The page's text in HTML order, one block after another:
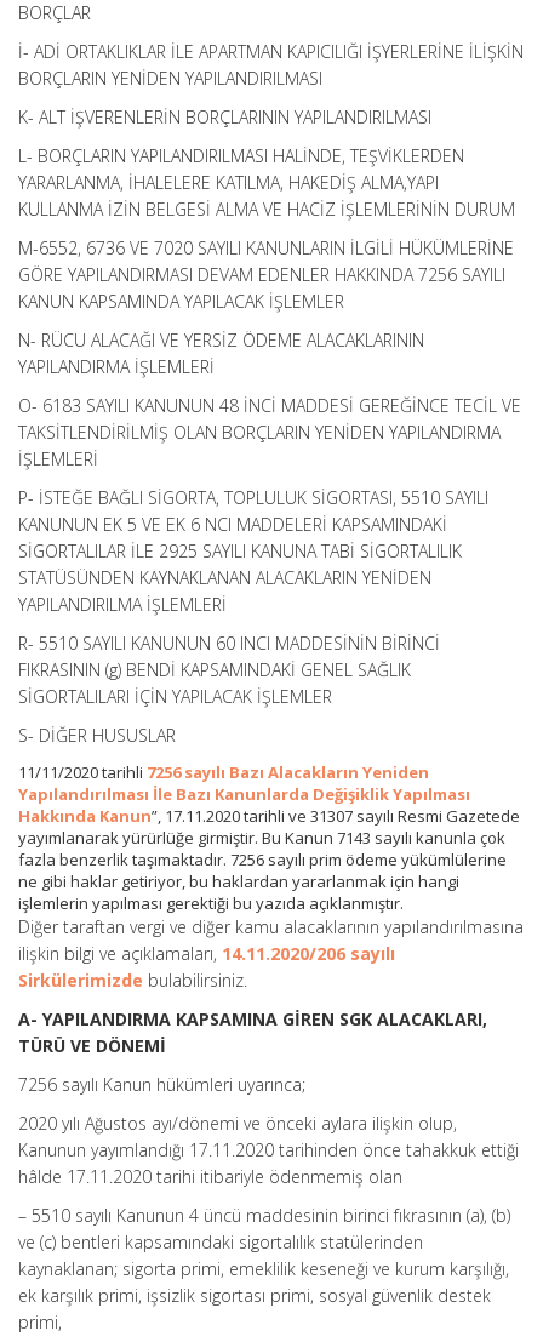
BORÇLAR
İ- ADİ ORTAKLIKLAR İLE APARTMAN KAPICILIĞI İŞYERLERİNE İLİŞKİN
BORÇLARIN YENİDEN YAPILANDIRILMASI
K- ALT İŞVERENLERİN BORÇLARININ YAPILANDIRILMASI
L- BORÇLARIN YAPILANDIRILMASI HALİNDE, TEŞVİKLERDEN
YARARLANMA, İHALELERE KATILMA, HAKEDİŞ ALMA,YAPI
KULLANMA İZİN BELGESİ ALMA VE HACİZ İŞLEMLERİNİN DURUM
M-6552, 6736 VE 7020 SAYILI KANUNLARIN İLGİLİ HÜKÜMLERİNE
GÖRE YAPILANDIRMASI DEVAM EDENLER HAKKINDA 7256 SAYILI
KANUN KAPSAMINDA YAPILACAK İŞLEMLER
N- RÜCU ALACAĞI VE YERSİZ ÖDEME ALACAKLARININ
YAPILANDIRMA İŞLEMLERİ
O- 6183 SAYILI KANUNUN 48 İNCİ MADDESİ GEREĞİNCE TECİL VE
TAKSİTLENDİRİLMİŞ OLAN BORÇLARIN YENİDEN YAPILANDIRMA
İŞLEMLERİ
P- İSTEĞE BAĞLI SİGORTA, TOPLULUK SİGORTASI, 5510 SAYILI
KANUNUN EK 5 VE EK 6 NCI MADDELERİ KAPSAMINDAKİ
SİGORTALILAR İLE 2925 SAYILI KANUNA TABİ SİGORTALILIK
STATÜSÜNDEN KAYNAKLANAN ALACAKLARIN YENİDEN
YAPILANDIRILMA İŞLEMLERİ
R- 5510 SAYILI KANUNUN 60 INCI MADDESİNİN BİRİNCİ
FIKRASININ (g) BENDİ KAPSAMINDAKİ GENEL SAĞLIK
SİGORTALILARI İÇİN YAPILACAK İŞLEMLER
S- DİĞER HUSUSLAR
11/11/2020 tarihli 7256 sayılı Bazı Alacakların Yeniden
Yapılandırılması İle Bazı Kanunlarda Değişiklik Yapılması
Hakkında Kanun”, 17.11.2020 tarihli ve 31307 sayılı Resmi Gazetede
yayımlanarak yürürlüğe girmiştir. Bu Kanun 7143 sayılı kanunla çok
fazla benzerlik taşımaktadır. 7256 sayılı prim ödeme yükümlülerine
ne gibi haklar getiriyor, bu haklardan yararlanmak için hangi
işlemlerin yapılması gerektiği bu yazıda açıklanmıştır.
Diğer taraftan vergi ve diğer kamu alacaklarının yapılandırılmasına
ilişkin bilgi ve açıklamaları, 14.11.2020/206 sayılı
Sirkülerimizde bulabilirsiniz.
A- YAPILANDIRMA KAPSAMINA GİREN SGK ALACAKLARI,
TÜRÜ VE DÖNEMİ
7256 sayılı Kanun hükümleri uyarınca;
2020 yılı Ağustos ayı/dönemi ve önceki aylara ilişkin olup,
Kanunun yayımlandığı 17.11.2020 tarihinden önce tahakkuk ettiği
hâlde 17.11.2020 tarihi itibariyle ödenmemiş olan
– 5510 sayılı Kanunun 4 üncü maddesinin birinci fıkrasının (a), (b)
ve (c) bentleri kapsamındaki sigortalılık statülerinden
kaynaklanan; sigorta primi, emeklilik keseneği ve kurum karşılığı,
ek karşılık primi, işsizlik sigortası primi, sosyal güvenlik destek
primi,